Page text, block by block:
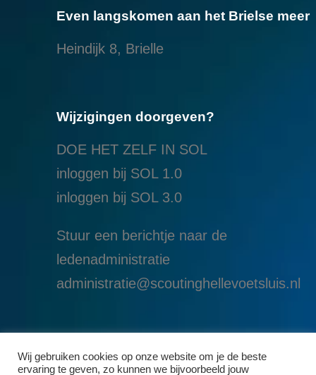
Even langskomen aan het Brielse meer
Heindijk 8, Brielle
Wijzigingen doorgeven?
DOE HET ZELF IN SOL
inloggen bij SOL 1.0
inloggen bij SOL 3.0
Stuur een berichtje naar de
ledenadministratie
administratie@scoutinghellevoetsluis.nl
Wij gebruiken cookies op onze website om je de beste
ervaring te geven, zo kunnen we bijvoorbeeld jouw